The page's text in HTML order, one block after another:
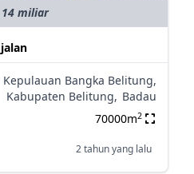
14 miliar
Kepulauan Bangka Belitung,
Kabupaten Belitung, Badau
70000m2
2 tahun yang lalu